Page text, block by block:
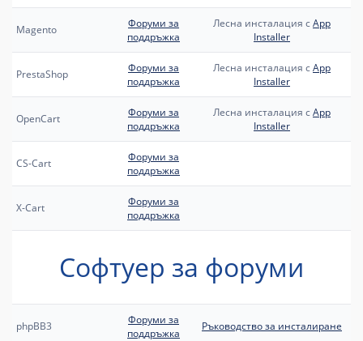
Magento
Форуми за
поддръжка
Лесна инсталация сApp
Installer
PrestaShop
Форуми за
поддръжка
Лесна инсталация сApp
Installer
OpenCart
Форуми за
поддръжка
Лесна инсталация сApp
Installer
CS-Cart
Форуми за
поддръжка
X-Cart
Форуми за
поддръжка
Софтуер за форуми
phpBB3
Форуми за
поддръжка
Ръководство за инсталиране